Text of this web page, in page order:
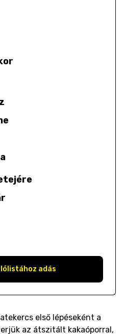
adás
első lépéseként a
az átszitált kakaóporral,